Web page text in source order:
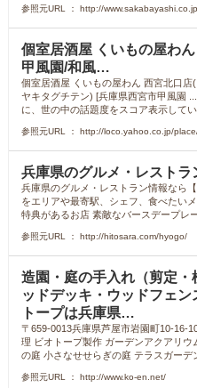
参照元URL ： http://
個室居酒屋 くいもの屋わ
甲風園/和風…
個室居酒屋 くいもの屋わん 西宮北口店
ヤキタグチテン) [兵庫県西宮市甲風園
に、世の中の話題度をスコア表示してい
参照元URL ： http://loco.yahoo.co.jp/
兵庫県のグルメ・レストラ
兵庫県のグルメ・レストラン情報なら
をエリアや最寄駅、シェフ、食べたい
特典があるお店 素敵なバースデープレ
参照元URL ： http://hitosara.com/hyogo/
造園・庭の手入れ（剪定
ッドデッキ・ウッドフェ
トープは兵庫県…
〒659-0013兵庫県芦屋市岩園町10-16-
理 ビオトープ製作 ガーデンアクアリ
の庭 小さなせせらぎの庭 テラスガーデ
参照元URL ： http://www.ko-en.net/